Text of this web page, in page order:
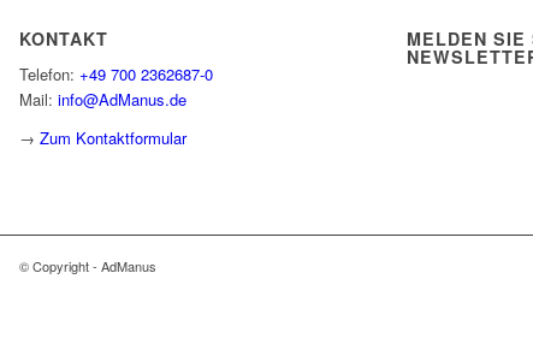
KONTAKT
Telefon: +49 700 2362687-0
Mail: info@AdManus.de
→ Zum Kontaktformular
MELDEN SIE
© Copyright - AdManus